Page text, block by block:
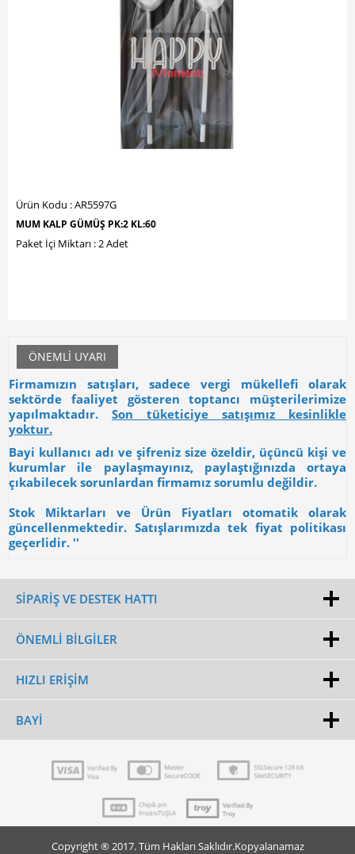
Ürün Kodu : AR5597G
MUM KALP GÜMÜŞ PK:2 KL:60
Paket İçi Miktarı : 2 Adet
ÖNEMLI UYARI
Firmamızın satışları, sadece vergi mükellefi olarak
sektörde faaliyet gösteren toptancı müşterilerimize
yapılmaktadır. Son tüketiciye satışımız kesinlikle
yoktur.
Bayi kullanıcı adı ve şifreniz size özeldir, üçüncü kişi ve
kurumlar ile paylaşmayınız, paylaştığınızda ortaya
çıkabilecek sorunlardan firmamız sorumlu değildir.
Stok Miktarları ve Ürün Fiyatları otomatik olarak
güncellenmektedir. Satışlarımızda tek fiyat politikası
geçerlidir. ''
SİPARİŞ VE DESTEK HATTI
ÖNEMLI BILGILER
HIZLI ERIŞIM
BAYI
Copyright ® 2017. Tüm Hakları Saklıdır.Kopyalanamaz